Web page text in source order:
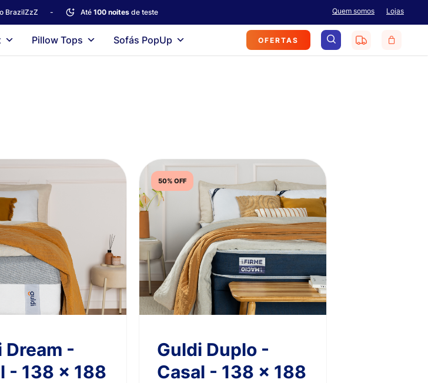
BrazilZzZ - Até 100 noitesde teste Lojas
Quem somos
Pillow Tops Sofás PopUp OFERTAS search
Dream -
- 138 x 188
50% OFF
Guldi Duplo -
Casal - 138 x 188
Menu